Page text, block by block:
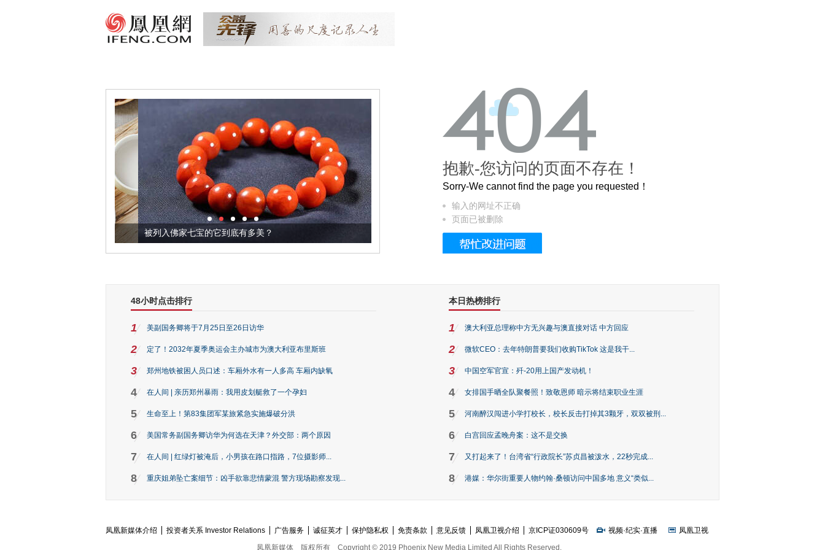
被列入佛家七宝的它到底有多美？ 这个3.2米的长卷，还原了600岁的紫禁城
抱歉-您访问的页面不存在！
Sorry-We cannot find the page you requested！
输入的网址不正确
页面已被删除
48小时点击排行
1 美副国务卿将于7月25日至26日访华
2 定了！2032年夏季奥运会主办城市为澳大利亚布里斯班
3 郑州地铁被困人员口述：车厢外水有一人多高 车厢内缺氧
4 在人间 | 亲历郑州暴雨：我用皮划艇救了一个孕妇
5 生命至上！第83集团军某旅紧急实施爆破分洪
6 美国常务副国务卿访华为何选在天津？外交部：两个原因
7 在人间 | 红绿灯被淹后，小男孩在路口指路，7位摄影师...
8 重庆姐弟坠亡案细节：凶手欲靠悲情蒙混 警方现场勘察发现...
本日热榜排行
1 澳大利亚总理称中方无兴趣与澳直接对话 中方回应
2 微软CEO：去年特朗普要我们收购TikTok 这是我干...
3 中国空军官宣：歼-20用上国产发动机！
4 女排国手晒全队聚餐照！致敬恩师 暗示将结束职业生涯
5 河南醉汉闯进小学打校长，校长反击打掉其3颗牙，双双被刑...
6 白宫回应孟晚舟案：这不是交换
7 又打起来了！台湾省“行政院长”苏贞昌被泼水，22秒完成...
8 港媒：华尔街重要人物约翰·桑顿访问中国多地 意义“类似...
凤凰新媒体介绍 投资者关系 Investor Relations 广告服务 诚征英才 保护隐私权 免责条款 意见反馈 凤凰卫视介绍 京ICP证030609号 视频·纪实·直播
凤凰卫视
凤凰新媒体
版权所有 Copyright © 2019 Phoenix New Media Limited All Rights Reserved.